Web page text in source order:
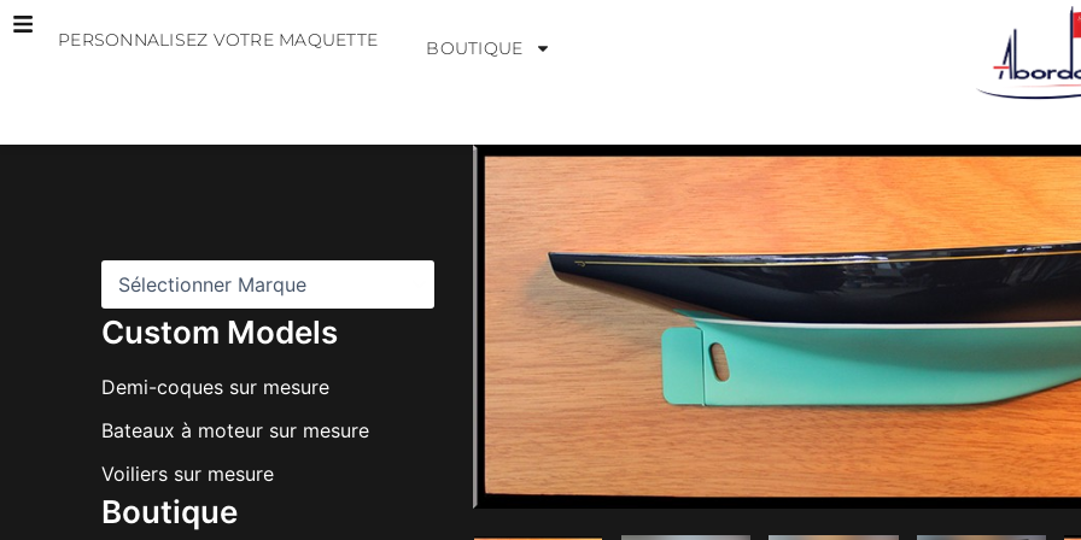
Aller
PERSONNALISEZ VOTRE MAQUETTE BOUTIQUE
Custom Models
Demi-coques sur mesure
Bateaux à moteur sur mesure
Voiliers sur mesure
Boutique